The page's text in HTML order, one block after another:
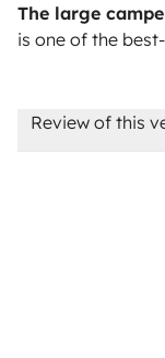
The large
is one of the
Review of this